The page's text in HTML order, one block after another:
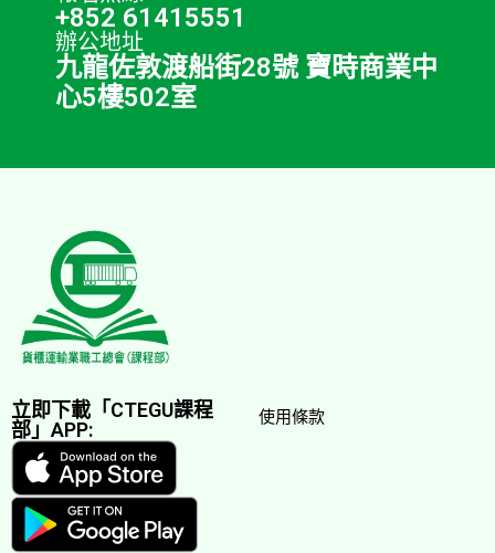
+852 61415551
辦公地址
九龍佐敦渡船街28號 寶時商業中
心5樓502室
立即下載「CTEGU課程
部」APP:
使用條款